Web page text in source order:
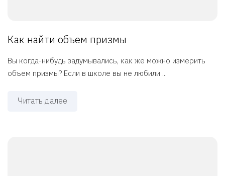
Как найти объем призмы
Вы когда-нибудь задумывались, как же можно измерить
объем призмы? Если в школе вы не любили ...
Читать далее